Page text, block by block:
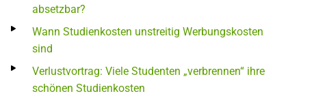
absetzbar?
Wann Studienkosten unstreitig Werbungskosten
sind
Verlustvortrag: Viele Studenten „verbrennen“ ihre
schönen Studienkosten